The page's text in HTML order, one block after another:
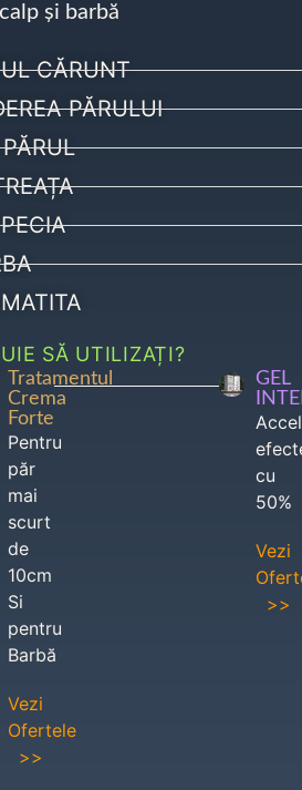
și barbă
CĂRUNT
PĂRULUI
SĂ UTILIZAȚI?
Tratamentul
Crema
Forte
Pentru
păr
mai
scurt
de
10cm
Si
pentru
Barbă
Vezi
Ofertele
>>
GEL
cu
50%
Vezi
>>